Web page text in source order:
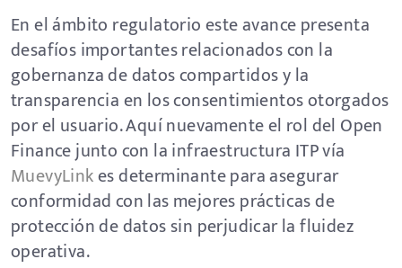
En el ámbito regulatorio este avance presenta
desafíos importantes relacionados con la
gobernanza de datos compartidos y la
transparencia en los consentimientos otorgados
por el usuario. Aquí nuevamente el rol del Open
Finance junto con la infraestructura ITP vía
MuevyLinkes determinante para asegurar
conformidad con las mejores prácticas de
protección de datos sin perjudicar la fluidez
operativa.